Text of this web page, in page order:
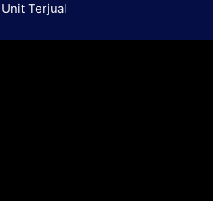
Unit Terjual